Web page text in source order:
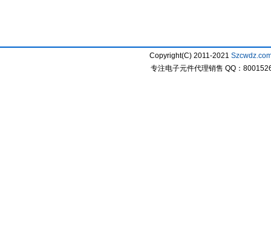
Copyright(C) 2011-2021
专注电子元件代理销售 QQ：